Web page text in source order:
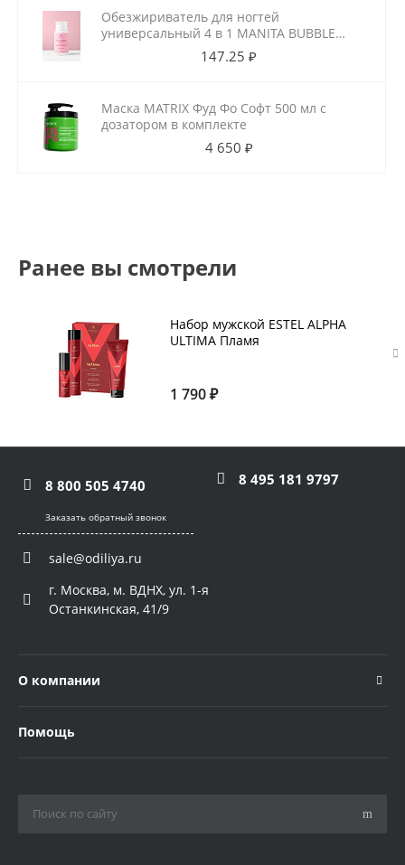
Обезжириватель для ногтей
универсальный 4 в 1 MANITA BUBBLE
147.25 ₽
Маска MATRIX Фуд Фо Софт 500 мл с
дозатором в комплекте
4 650 ₽
Ранее вы смотрели
Набор мужской ESTEL ALPHA
ULTIMA Пламя
1 790 ₽
8 800 505 4740 8 495 181 9797
Заказать обратный звонок
sale@odiliya.ru
г. Москва, м. ВДНХ, ул. 1-я
Останкинская, 41/9
О компании
Помощь